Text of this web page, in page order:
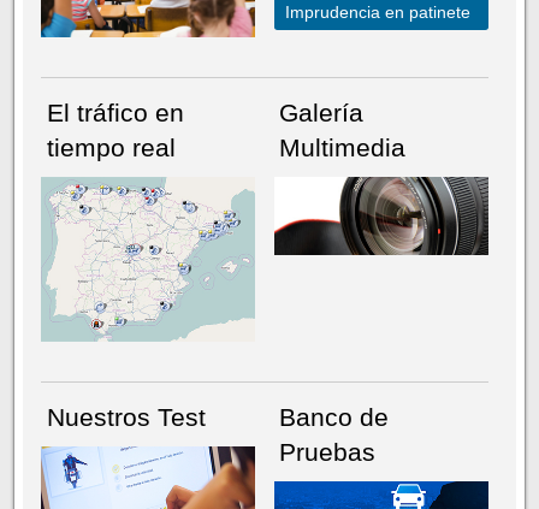
NÚMERO ACTUALHEMEROTECA
Imprudencia en patinete
El tráfico en
tiempo real
Galería
Multimedia
Nuestros Test
Banco de
Pruebas